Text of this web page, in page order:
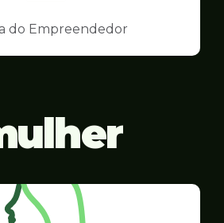
pagina
Sala
do Empreendedor